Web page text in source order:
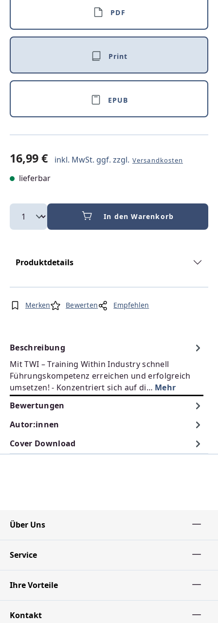
PDF
Print
EPUB
16,99 € inkl. MwSt. ggf. zzgl. Versandkosten
lieferbar
In den Warenkorb
Produktdetails
Merken Bewerten Empfehlen
Beschreibung
Mit TWI – Training Within Industry schnell
Führungskompetenz erreichen und erfolgreich
umsetzen! - Konzentriert sich auf di… Mehr
Bewertungen
Autor:innen
Cover Download
Über Uns
Service
Ihre Vorteile
Kontakt